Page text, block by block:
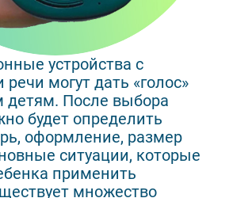
устройства с
могут дать «голос»
детям. После выбора
будет определить
оформление, размер
ситуации, которые
применить
множество